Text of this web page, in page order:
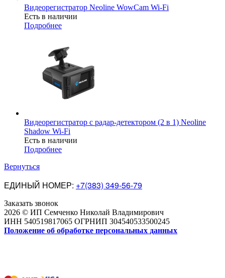
Видеорегистратор Neoline WowCam Wi-Fi
Есть в наличии
Подробнее
Видеорегистратор с радар-детектором (2 в 1) Neoline
Shadow Wi-Fi
Есть в наличии
Подробнее
Вернуться
ЕДИНЫЙ НОМЕР: +7(383) 349-56-79
Заказать звонок
2026 © ИП Семченко Николай Владимирович
ИНН 540519817065 ОГРНИП 304540533500245
Положение об обработке персональных данных